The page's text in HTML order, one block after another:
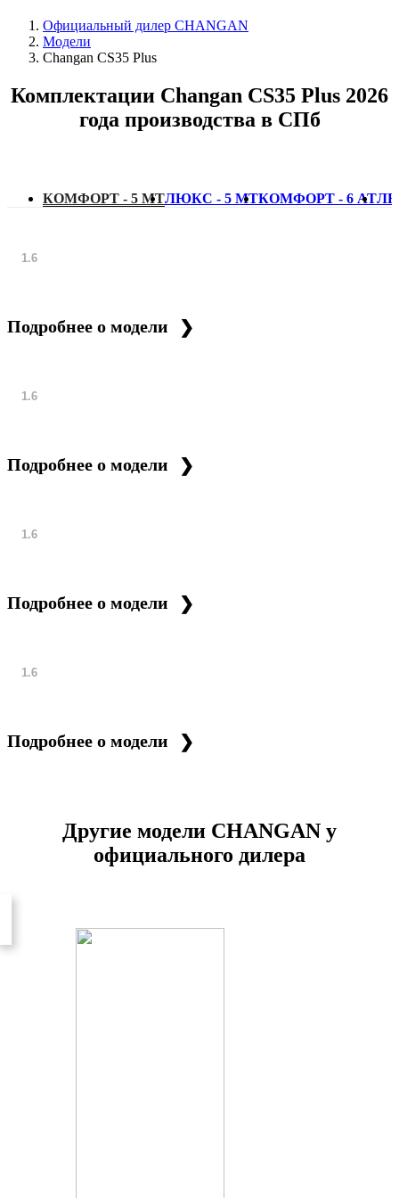
Официальный дилер CHANGAN
Модели
Changan CS35 Plus
Комплектации Changan CS35 Plus 2026
года производства в СПб
КОМФОРТ - 5 MTЛЮКС - 5 MTКОМФОРТ - 6 AT
1.6
Подробнее о модели
1.6
Подробнее о модели
1.6
Подробнее о модели
1.6
Подробнее о модели
Другие модели CHANGAN у
официального дилера